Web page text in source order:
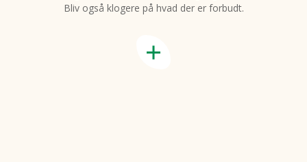
Bliv også klogere på hvad der er forbudt.